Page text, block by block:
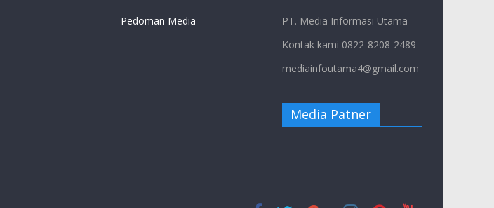
Pedoman Media
PT. Media Informasi Utama
Kontak kami 0822-8208-2489
mediainfoutama4@gmail.com
Media Patner